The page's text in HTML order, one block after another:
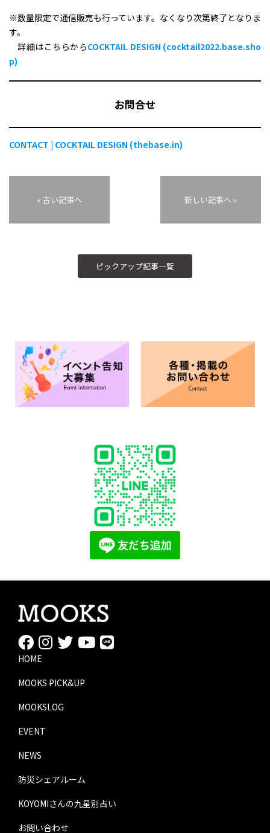
※数量限定で通信販売も行っています。なくなり次第終了となりま
す。
詳細はこちらからCOCKTAIL DESIGN (cocktail2022.base.sho
p)
お問合せ
CONTACT | COCKTAIL DESIGN (thebase.in)
« 古い記事へ 新しい記事へ »
ピックアップ記事一覧
HOME
MOOKS PICK&UP
MOOKSLOG
EVENT
NEWS
防災シェアルーム
KOYOMIさんの九星別占い
お問い合わせ